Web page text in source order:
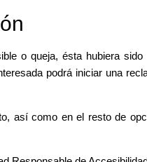
o queja, ésta hubiera
podrá iniciar una
así como en el resto de